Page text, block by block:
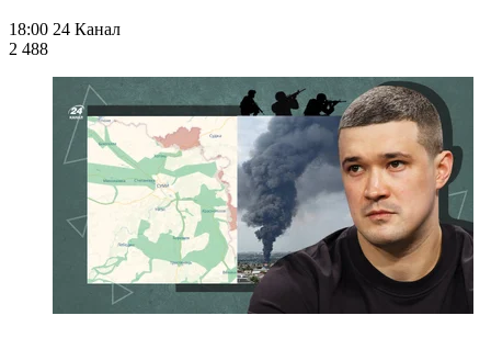
18:00 24 Канал
2 488